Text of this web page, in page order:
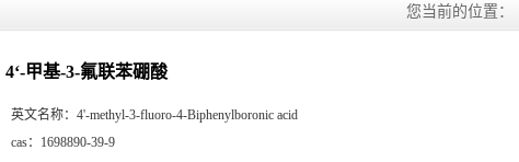
您当前的位置：
4‘-甲基-3-氟联苯硼酸
英文名称： 4'-methyl-3-fluoro-4-Biphenylboronic acid
cas： 1698890-39-9